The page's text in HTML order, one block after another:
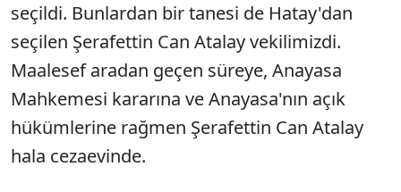
seçildi. Bunlardan bir tanesi de Hatay'dan
seçilen Şerafettin Can Atalay vekilimizdi.
Maalesef aradan geçen süreye, Anayasa
Mahkemesi kararına ve Anayasa'nın açık
hükümlerine rağmen Şerafettin Can Atalay
hala cezaevinde.